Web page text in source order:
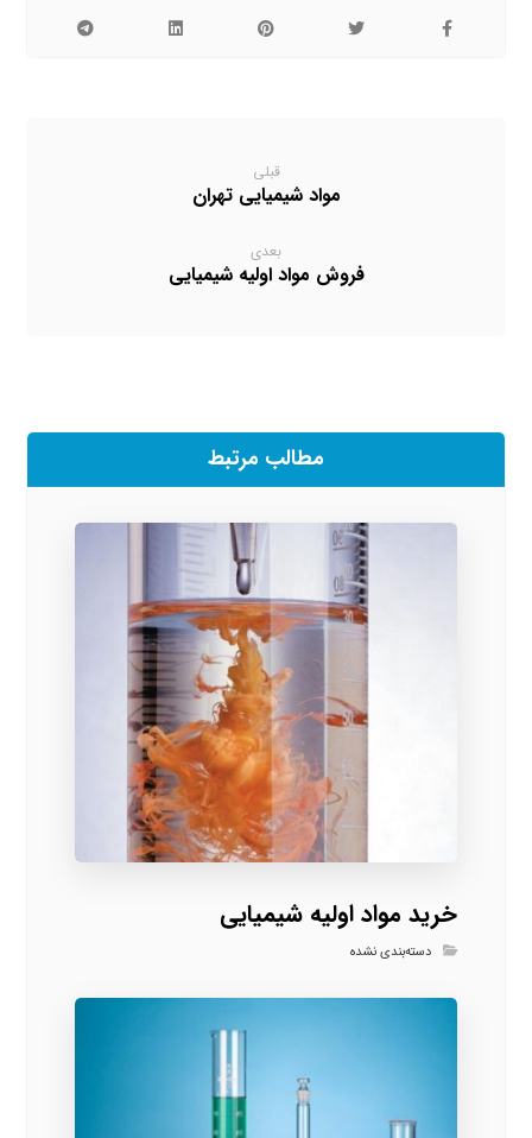
قبلی
مواد شیمیایی تهران
بعدی
فروش مواد اولیه شیمیایی
مطالب مرتبط
خرید مواد اولیه شیمیایی
دسته‌بندی نشده